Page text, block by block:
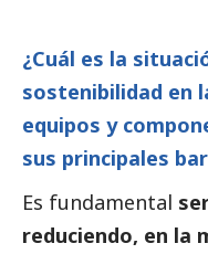
¿Cuál es la
sostenibilidad en
equipos y
sus principales
Es fundamental
reduciendo, en la